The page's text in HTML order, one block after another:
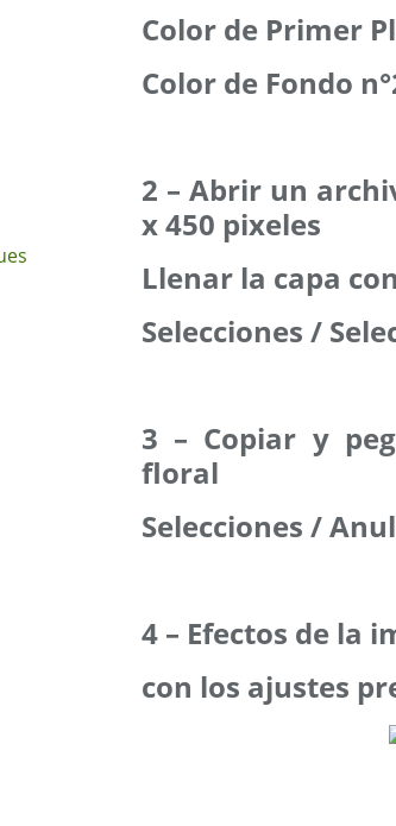
Color de Primer
Color de Fondo
2 – Abrir un
x 450 pixeles
Llenar la capa
Selecciones /
3 – Copiar y
floral
Selecciones /
4 – Efectos de la
con los ajustes